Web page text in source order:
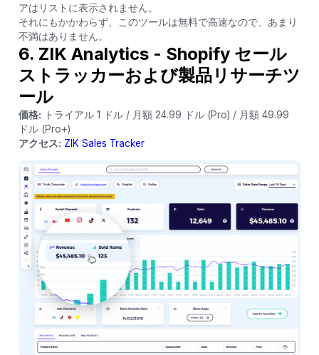
アはリストに表示されません。
それにもかかわらず、このツールは無料で高速なので、あまり
不満はありません。
6. ZIK Analytics - Shopify セール
ストラッカーおよび製品リサーチツ
ール
価格: トライアル 1 ドル / 月額 24.99 ドル (Pro) / 月額 49.99
ドル (Pro+)
アクセス: ZIK Sales Tracker